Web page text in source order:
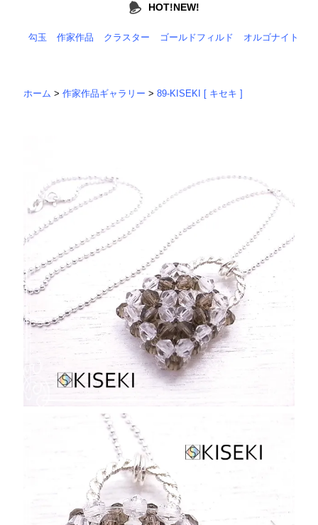
HOT!NEW!
勾玉 作家作品 クラスター ゴールドフィルド オルゴナイト
ホーム >作家作品ギャラリー >89-KISEKI [ キセキ ]